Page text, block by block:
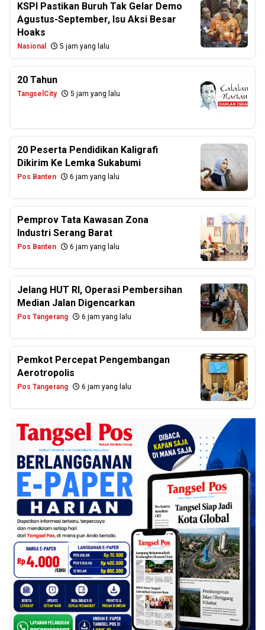
KSPI Pastikan Buruh Tak Gelar Demo
Agustus-September, Isu Aksi Besar
Hoaks
Nasional 5 jam yang lalu
20 Tahun
TangselCity 5 jam yang lalu
20 Peserta Pendidikan Kaligrafi
Dikirim Ke Lemka Sukabumi
Pos Banten 6 jam yang lalu
Pemprov Tata Kawasan Zona
Industri Serang Barat
Pos Banten 6 jam yang lalu
Jelang HUT RI, Operasi Pembersihan
Median Jalan Digencarkan
Pos Tangerang 6 jam yang lalu
Pemkot Percepat Pengembangan
Aerotropolis
Pos Tangerang 6 jam yang lalu